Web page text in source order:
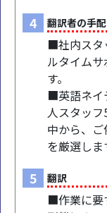
4 翻訳者の手配
■社内スタ
ルタイム
す。
■英語ネイ
人スタッ
中から、
を厳選しま
5 翻訳
■作業に要